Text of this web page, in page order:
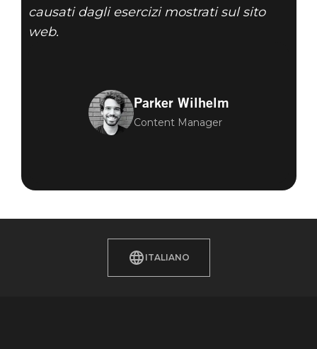
causati dagli esercizi mostrati sul sito
web.
Parker Wilhelm
Content Manager
ITALIANO